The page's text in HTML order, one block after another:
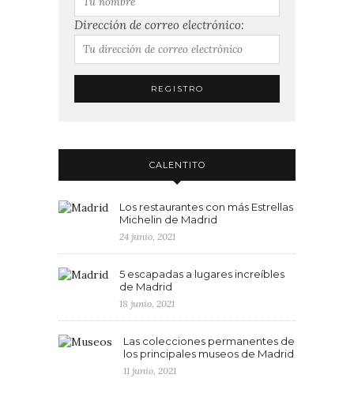
Dirección de correo electrónico:
CALENTITO
Los restaurantes con más Estrellas
Michelin de Madrid
24 junio, 2021
5 escapadas a lugares increíbles
de Madrid
18 junio, 2021
Las colecciones permanentes de
los principales museos de Madrid
11 junio, 2021